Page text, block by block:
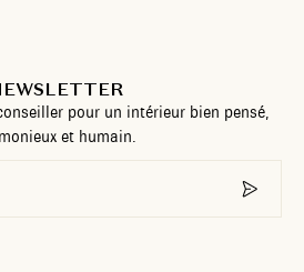
pour un intérieur bien pensé,
et humain.